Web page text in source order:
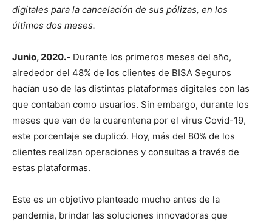
digitales para la cancelación de sus pólizas, en los
últimos dos meses.
Junio, 2020.- Durante los primeros meses del año,
alrededor del 48% de los clientes de BISA Seguros
hacían uso de las distintas plataformas digitales con las
que contaban como usuarios. Sin embargo, durante los
meses que van de la cuarentena por el virus Covid-19,
este porcentaje se duplicó. Hoy, más del 80% de los
clientes realizan operaciones y consultas a través de
estas plataformas.
Este es un objetivo planteado mucho antes de la
pandemia, brindar las soluciones innovadoras que